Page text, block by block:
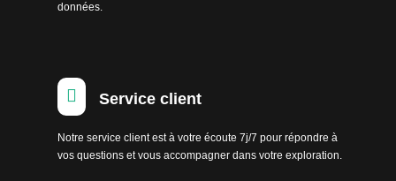
données.
 Service client
Notre service client est à votre écoute 7j/7 pour répondre à
vos questions et vous accompagner dans votre exploration.